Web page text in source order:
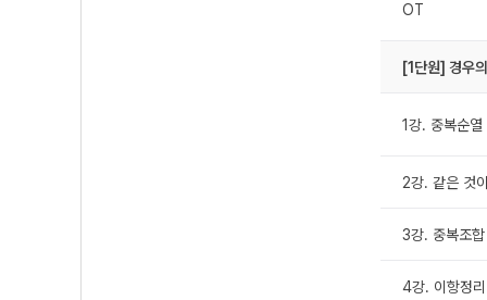
OT
[1단원] 경우
1강. 중복순열
2강. 같은 것
3강. 중복조합
4강. 이항정리